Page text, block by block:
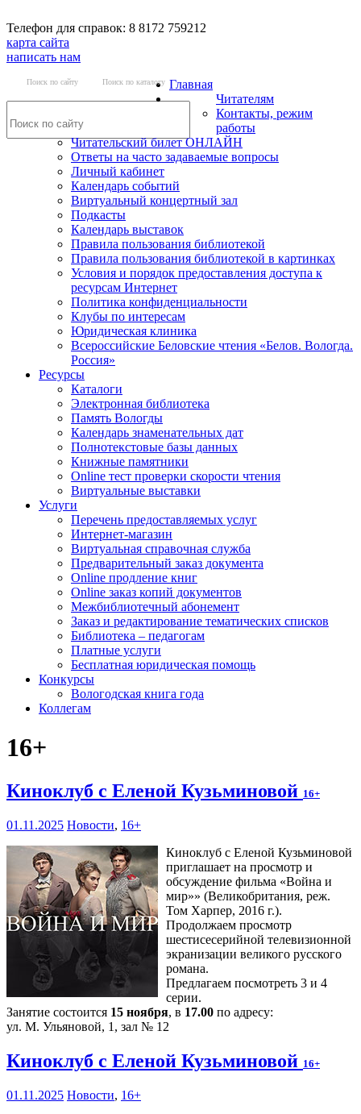
Телефон для справок: 8 8172 759212
карта сайта
написать нам
Поиск по сайту Поиск по каталогу Главная
Читателям
Контакты, режим
работы
Читательский билет ОНЛАЙН
Ответы на часто задаваемые вопросы
Личный кабинет
Календарь событий
Виртуальный концертный зал
Подкасты
Календарь выставок
Правила пользования библиотекой
Правила пользования библиотекой в картинках
Условия и порядок предоставления доступа к
ресурсам Интернет
Политика конфиденциальности
Клубы по интересам
Юридическая клиника
Всероссийские Беловские чтения «Белов. Вологда.
Россия»
Ресурсы
Каталоги
Электронная библиотека
Память Вологды
Календарь знаменательных дат
Полнотекстовые базы данных
Книжные памятники
Online тест проверки скорости чтения
Виртуальные выставки
Услуги
Перечень предоставляемых услуг
Интернет-магазин
Виртуальная справочная служба
Предварительный заказ документа
Online продление книг
Online заказ копий документов
Межбиблиотечный абонемент
Заказ и редактирование тематических списков
Библиотека – педагогам
Платные услуги
Бесплатная юридическая помощь
Конкурсы
Вологодская книга года
Коллегам
16+
Киноклуб с Еленой Кузьминовой 16+
01.11.2025 Новости, 16+
Киноклуб с Еленой Кузьминовой
приглашает на просмотр и
обсуждение фильма «Война и
мир»» (Великобритания, реж.
Том Харпер, 2016 г.).
Продолжаем просмотр
шестисесерийной телевизионной
экранизации великого русского
романа.
Предлагаем посмотреть 3 и 4
серии.
Занятие состоится 15 ноября, в 17.00 по адресу:
ул. М. Ульяновой, 1, зал № 12
Киноклуб с Еленой Кузьминовой 16+
01.11.2025 Новости, 16+